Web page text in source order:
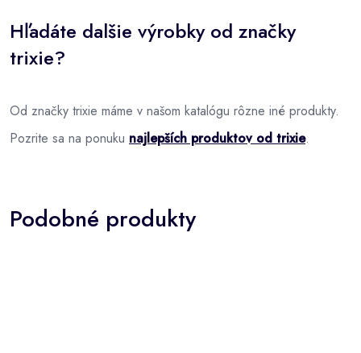
Hľadáte dalšie výrobky od značky
trixie?
Od značky trixie máme v našom katalógu rôzne iné produkty.
Pozrite sa na ponuku najlepších produktov od trixie.
Podobné produkty